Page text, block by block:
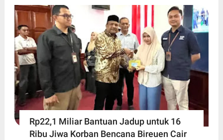
Rp22,1 Miliar Bantuan Jadup untuk 16
Ribu Jiwa Korban Bencana Bireuen Cair